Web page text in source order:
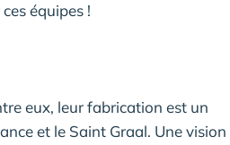
équipes !
eux, leur fabrication est un
et le Saint Graal. Une vision